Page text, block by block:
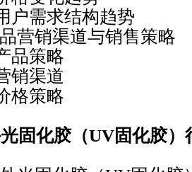
求结构趋势
销渠道与销售策略
策略
渠道
策略
固化胶（UV固化胶）